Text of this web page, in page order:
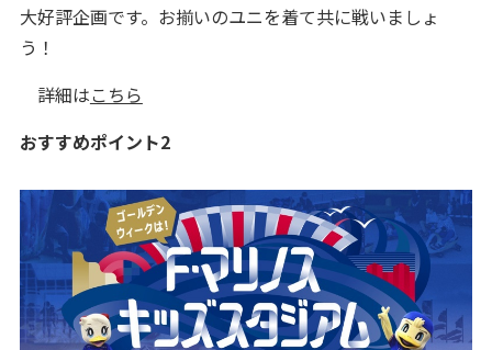
大好評企画です。お揃いのユニを着て共に戦いましょ
う！
詳細はこちら
おすすめポイント2